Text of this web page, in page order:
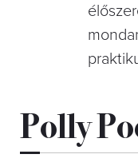
Polly